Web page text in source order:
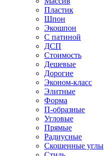
Пластик
Шпон
Экошпон
С патиной
ДСП
Стоимость
Дешевые
Дорогие
Эконом-класс
Элитные
Форма
П-образные
Угловые
Прямые
Радиусные
Скошенные углы